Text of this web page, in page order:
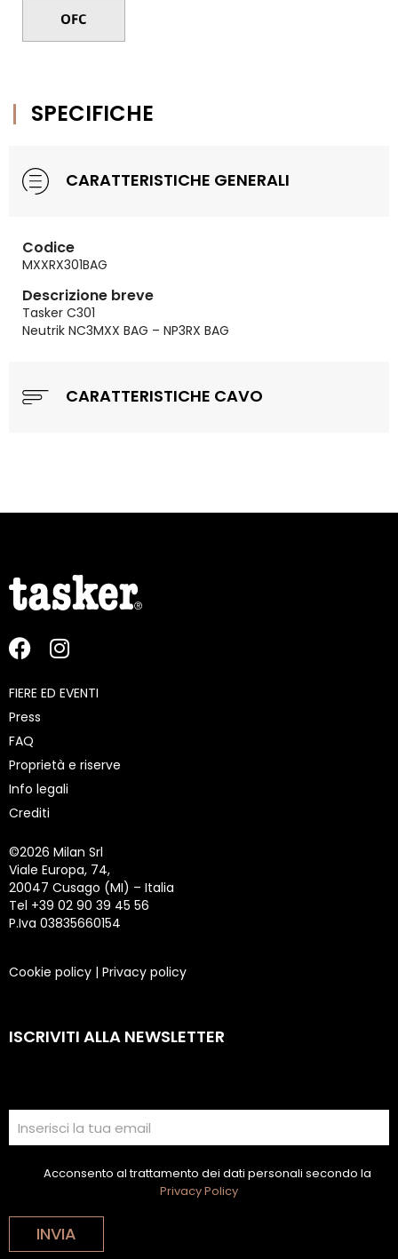
SPECIFICHE
CARATTERISTICHE GENERALI
Codice
MXXRX301BAG
Descrizione breve
Tasker C301
Neutrik NC3MXX BAG – NP3RX BAG
CARATTERISTICHE CAVO
FIERE ED EVENTI
Press
FAQ
Proprietà e riserve
Info legali
Crediti
©2026 Milan Srl
Viale Europa, 74,
20047 Cusago (MI) – Italia
Tel +39 02 90 39 45 56
P.Iva 03835660154
Cookie policy | Privacy policy
ISCRIVITI ALLA NEWSLETTER
Acconsento al trattamento dei dati personali secondo la
Privacy Policy
INVIA